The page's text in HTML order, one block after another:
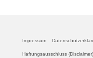
Allgemeines
Impressum
Haftungsausschluss (Disclaimer)